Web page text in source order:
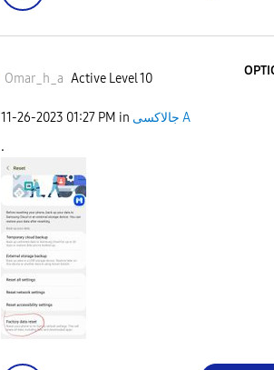
Omar_h_a Active Level 10
‎11-26-2023 01:27 PM in جالاكسى A
.